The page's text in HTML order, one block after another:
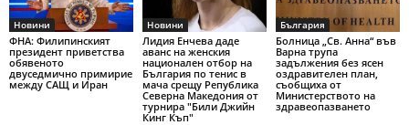
Новини
ФНА: Филипинският
президент приветства
обявеното
двуседмично примирие
между САЩ и Иран
Новини
Лидия Енчева даде
аванс на женския
национален отбор на
България по тенис в
мача срещу Република
Северна Македония от
турнира "Били Джийн
Кинг Къп"
България
Болница „Св. Анна“ във
Варна трупа
задължения без ясен
оздравителен план,
съобщиха от
Министерството на
здравеопазването